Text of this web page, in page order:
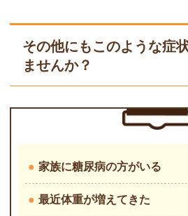
その他にもこのような症
ませんか？
● 家族に糖尿病の方がいる
● 最近体重が増えてきた